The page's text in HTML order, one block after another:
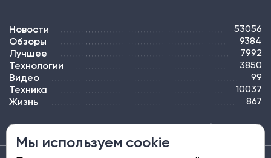
Новости 53056
Обзоры 9384
Лучшее 7992
Технологии 3850
Видео 99
Техника 10037
Жизнь 867
ПОДПИСКА РЕКЛАМА КОНТАКТЫ КАРТА САЙТА ТЭГИ
Мы используем cookie